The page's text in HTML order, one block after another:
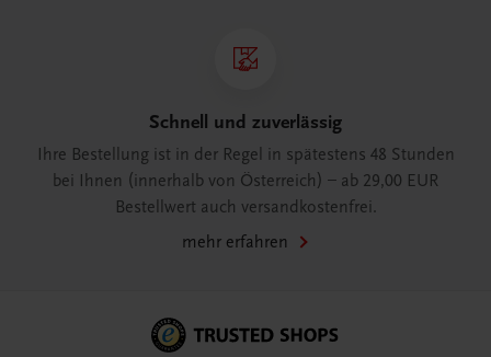
Schnell und zuverlässig
Ihre Bestellung ist in der Regel in spätestens 48 Stunden
bei Ihnen (innerhalb von Österreich) – ab 29,00 EUR
Bestellwert auch versandkostenfrei.
mehr erfahren